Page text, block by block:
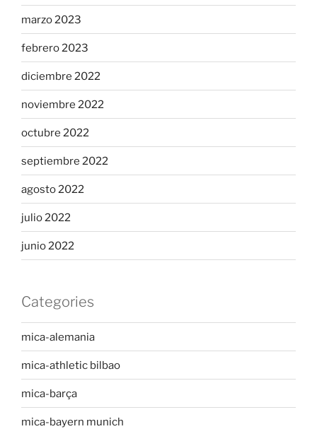
marzo 2023
febrero 2023
diciembre 2022
noviembre 2022
octubre 2022
septiembre 2022
agosto 2022
julio 2022
junio 2022
Categories
mica-alemania
mica-athletic bilbao
mica-barça
mica-bayern munich